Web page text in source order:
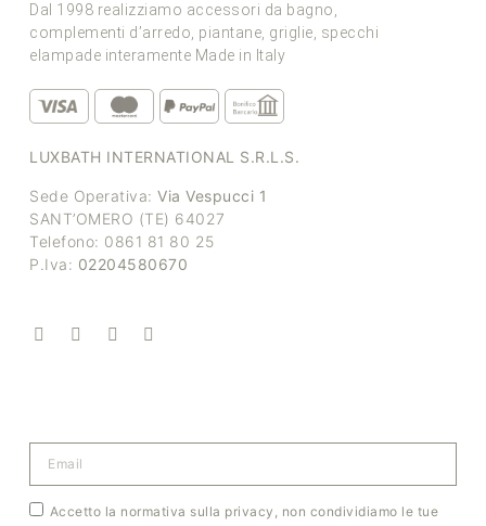
Dal 1998 realizziamo accessori da bagno,
complementi d’arredo, piantane, griglie, specchi
elampade interamente Made in Italy
LUXBATH INTERNATIONAL S.R.L.S.
Sede Operativa: Via Vespucci 1
SANT’OMERO (TE) 64027
Telefono: 0861 81 80 25
P.Iva: 02204580670
Accetto la normativa sulla privacy, non condividiamo le tue